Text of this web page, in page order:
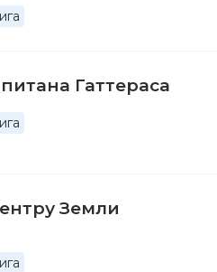
Гаттераса
Земли